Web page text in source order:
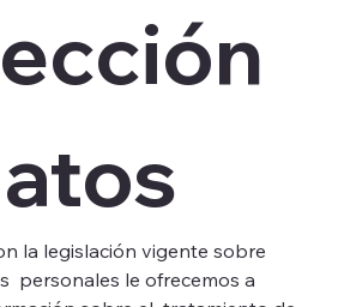
la legislación vigente sobre
personales le ofrecemos a